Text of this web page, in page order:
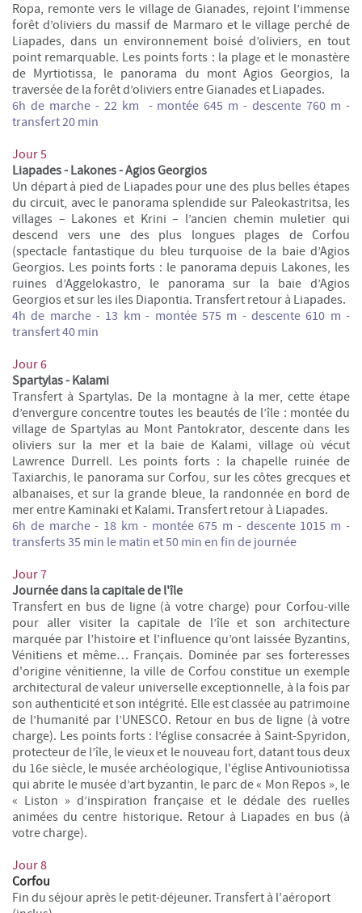
Ropa, remonte vers le village de Gianades, rejoint l’immense
forêt d’oliviers du massif de Marmaro et le village perché de
Liapades, dans un environnement boisé d’oliviers, en tout
point remarquable. Les points forts : la plage et le monastère
de Myrtiotissa, le panorama du mont Agios Georgios, la
traversée de la forêt d’oliviers entre Gianades et Liapades.
6h de marche - 22 km - montée 645 m - descente 760 m -
transfert 20 min
Jour 5
Liapades - Lakones - Agios Georgios
Un départ à pied de Liapades pour une des plus belles étapes
du circuit, avec le panorama splendide sur Paleokastritsa, les
villages – Lakones et Krini – l’ancien chemin muletier qui
descend vers une des plus longues plages de Corfou
(spectacle fantastique du bleu turquoise de la baie d’Agios
Georgios. Les points forts : le panorama depuis Lakones, les
ruines d’Aggelokastro, le panorama sur la baie d’Agios
Georgios et sur les iles Diapontia. Transfert retour à Liapades.
4h de marche - 13 km - montée 575 m - descente 610 m -
transfert 40 min
Jour 6
Spartylas - Kalami
Transfert à Spartylas. De la montagne à la mer, cette étape
d’envergure concentre toutes les beautés de l’île : montée du
village de Spartylas au Mont Pantokrator, descente dans les
oliviers sur la mer et la baie de Kalami, village où vécut
Lawrence Durrell. Les points forts : la chapelle ruinée de
Taxiarchis, le panorama sur Corfou, sur les côtes grecques et
albanaises, et sur la grande bleue, la randonnée en bord de
mer entre Kaminaki et Kalami. Transfert retour à Liapades.
6h de marche - 18 km - montée 675 m - descente 1015 m -
transferts 35 min le matin et 50 min en fin de journée
Jour 7
Journée dans la capitale de l'île
Transfert en bus de ligne (à votre charge) pour Corfou-ville
pour aller visiter la capitale de l’île et son architecture
marquée par l’histoire et l’influence qu’ont laissée Byzantins,
Vénitiens et même… Français. Dominée par ses forteresses
d'origine vénitienne, la ville de Corfou constitue un exemple
architectural de valeur universelle exceptionnelle, à la fois par
son authenticité et son intégrité. Elle est classée au patrimoine
de l’humanité par l’UNESCO. Retour en bus de ligne (à votre
charge). Les points forts : l’église consacrée à Saint-Spyridon,
protecteur de l’île, le vieux et le nouveau fort, datant tous deux
du 16e siècle, le musée archéologique, l'église Antivouniotissa
qui abrite le musée d’art byzantin, le parc de « Mon Repos », le
« Liston » d’inspiration française et le dédale des ruelles
animées du centre historique. Retour à Liapades en bus (à
votre charge).
Jour 8
Corfou
Fin du séjour après le petit-déjeuner. Transfert à l'aéroport